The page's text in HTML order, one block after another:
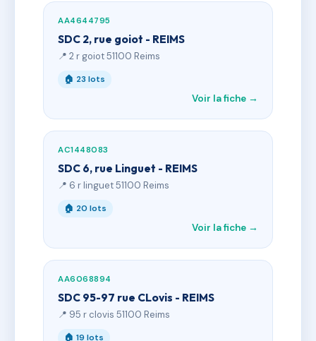
AA4644795
SDC 2, rue goiot - REIMS
📍 2 r goiot 51100 Reims
🏠 23 lots
Voir la fiche →
AC1448083
SDC 6, rue Linguet - REIMS
📍 6 r linguet 51100 Reims
🏠 20 lots
Voir la fiche →
AA6068894
SDC 95-97 rue CLovis - REIMS
📍 95 r clovis 51100 Reims
🏠 19 lots